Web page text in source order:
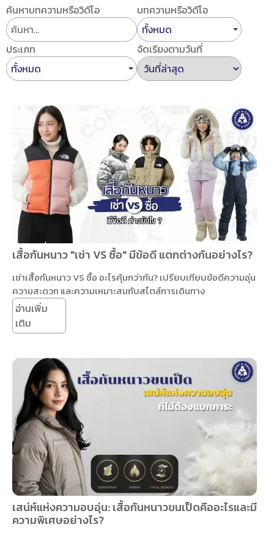
ค้นหาบทความหรือวิดีโอ
บทความหรือวิดีโอ
ทั้งหมด
ประเภท
ทั้งหมด
จัดเรียงตามวันที่
เสื้อกันหนาว "เช่า VS ซื้อ" มีข้อดี แตกต่างกันอย่างไร?
เช่าเสื้อกันหนาว VS ซื้อ อะไรคุ้มกว่ากัน? เปรียบเทียบข้อดีความอุ่น
ความสะดวก และความเหมาะสมกับสไตล์การเดินทาง
อ่านเพิ่ม
เติม
เสน่ห์แห่งความอบอุ่น: เสื้อกันหนาวขนเป็ดคืออะไรและมี
ความพิเศษอย่างไร?